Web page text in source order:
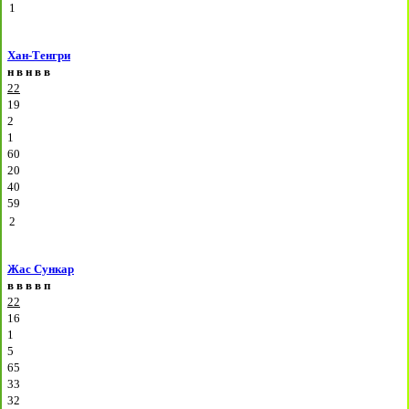
1
Хан-Тенгри
н в н в в
22
19
2
1
60
20
40
59
2
Жас Сункар
в в в в п
22
16
1
5
65
33
32